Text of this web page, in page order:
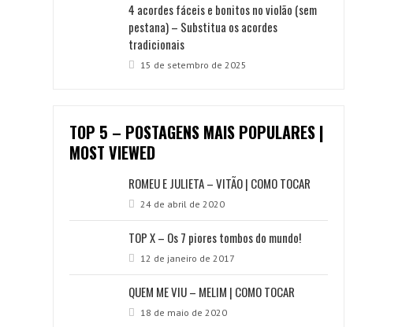
4 acordes fáceis e bonitos no violão (sem
pestana) – Substitua os acordes
tradicionais
15 de setembro de 2025
TOP 5 – POSTAGENS MAIS POPULARES |
MOST VIEWED
ROMEU E JULIETA – VITÃO | COMO TOCAR
24 de abril de 2020
TOP X – Os 7 piores tombos do mundo!
12 de janeiro de 2017
QUEM ME VIU – MELIM | COMO TOCAR
18 de maio de 2020